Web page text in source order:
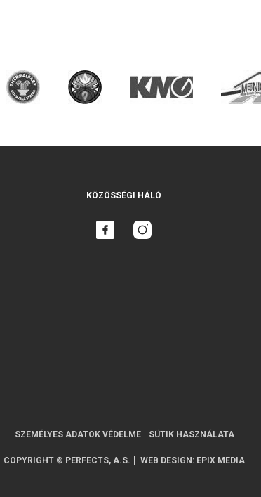
KÖZÖSSÉGI HÁLÓ
SZEMÉLYES ADATOK VÉDELME SÜTIK HASZNÁLATA
COPYRIGHT © PERFECTS, A.S. WEB DESIGN : EPIX MEDIA